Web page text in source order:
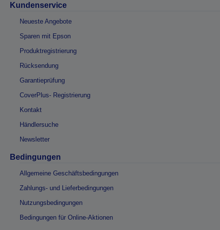
Kundenservice
Neueste Angebote
Sparen mit Epson
Produktregistrierung
Rücksendung
Garantieprüfung
CoverPlus- Registrierung
Kontakt
Händlersuche
Newsletter
Bedingungen
Allgemeine Geschäftsbedingungen
Zahlungs- und Lieferbedingungen
Nutzungsbedingungen
Bedingungen für Online-Aktionen